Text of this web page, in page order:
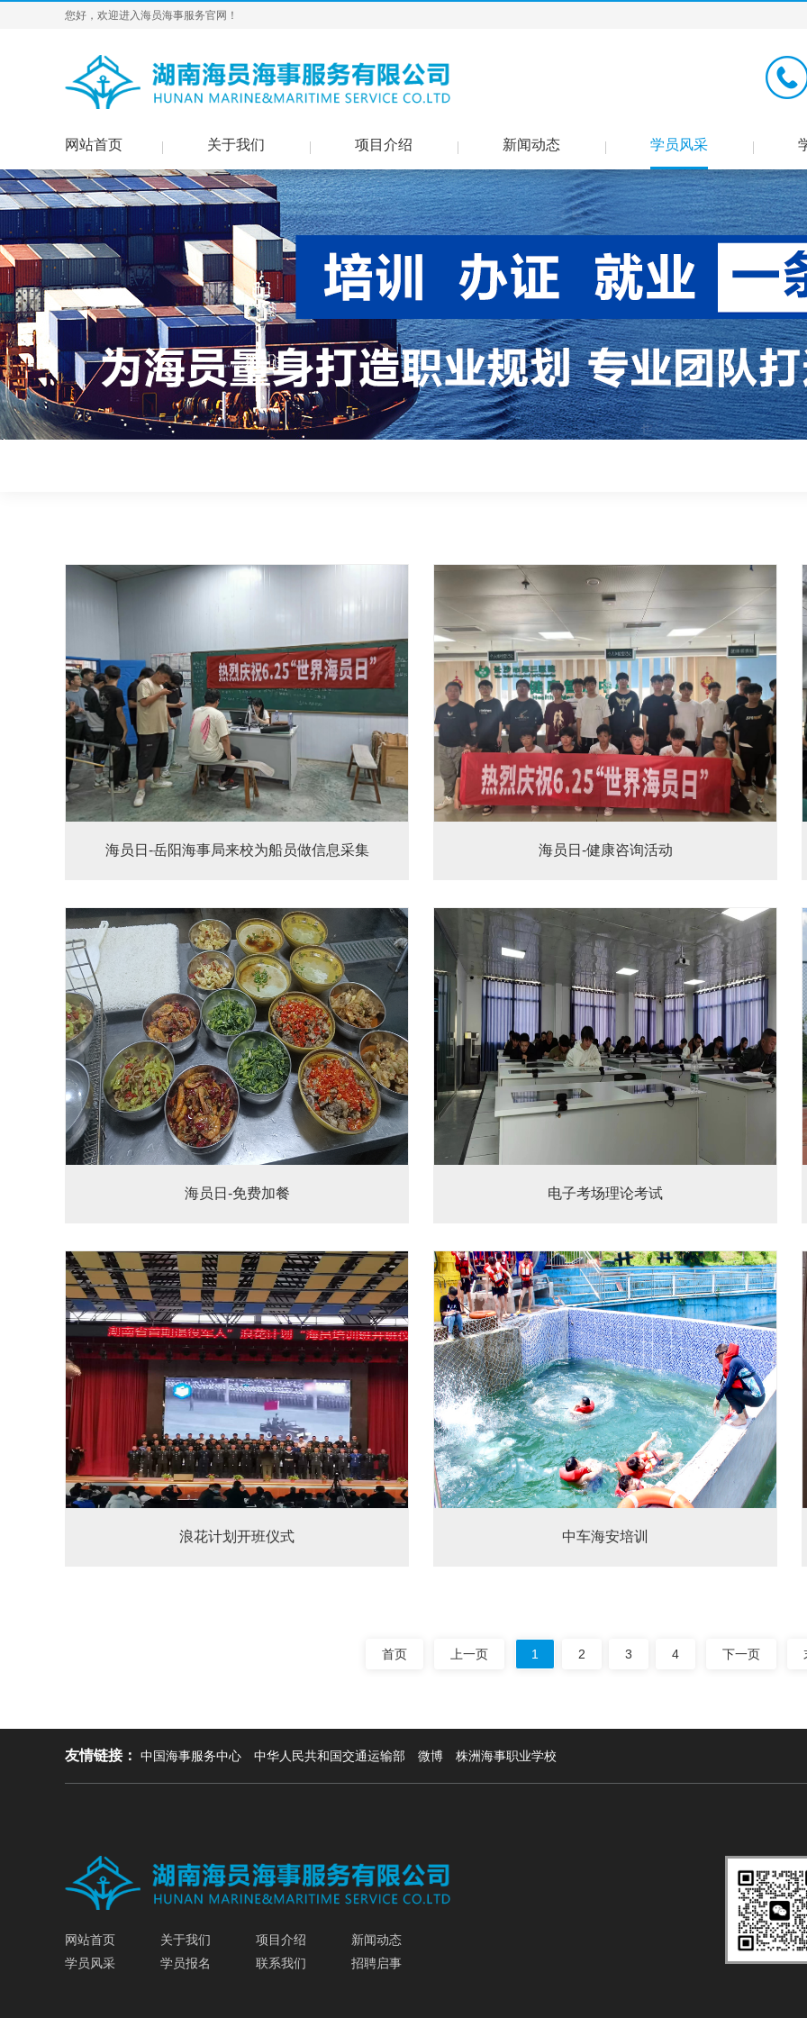
您好，欢迎进入海员海事服务官网！
网站首页 关于我们 项目介绍 新闻动态 学员风采
海员日-岳阳海事局来校为船员做信息采集 海员日-健康咨询活动
海员日-免费加餐 电子考场理论考试
浪花计划开班仪式 中车海安培训
首页 上一页 1 2 3 4 下一页
友情链接： 中国海事服务中心 中华人民共和国交通运输部 微博 株洲海事职业学校
网站首页 关于我们 项目介绍
新闻动态
学员风采
学员报名 联系我们 招聘启事